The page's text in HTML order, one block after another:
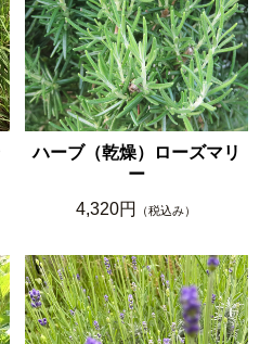
ハーブ（乾燥）ローズマリ
ー
4,320円
（税込み）